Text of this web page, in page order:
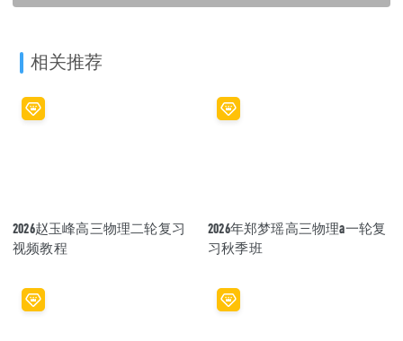
相关推荐
2026赵玉峰高三物理二轮复习
视频教程
2026年郑梦瑶高三物理a一轮复
习秋季班